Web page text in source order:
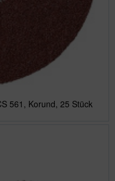
561, Korund, 25 Stück